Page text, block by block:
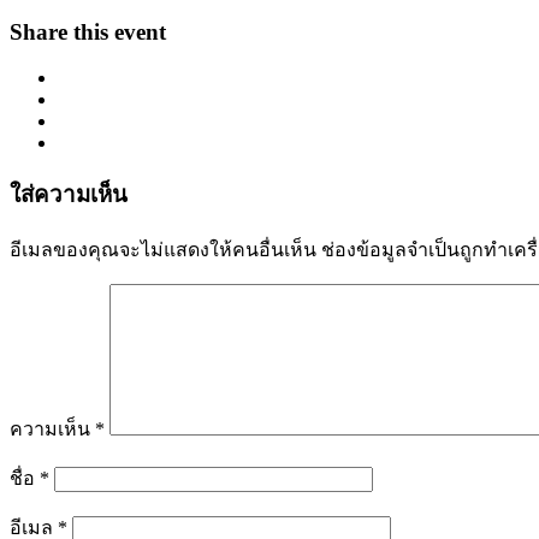
Share this event
ใส่ความเห็น
อีเมลของคุณจะไม่แสดงให้คนอื่นเห็น ช่องข้อมูลจำเป็นถูกทำเค
ความเห็น *
ชื่อ *
อีเมล *